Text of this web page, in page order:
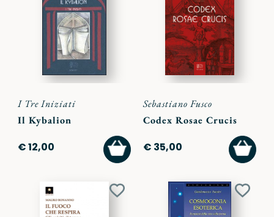
I Tre Iniziati
Il Kybalion
€ 12,00
AGGIUNGI
AL
CARRELLO
Sebastiano Fusco
Codex Rosae Crucis
€ 35,00
AL
Aggiungi